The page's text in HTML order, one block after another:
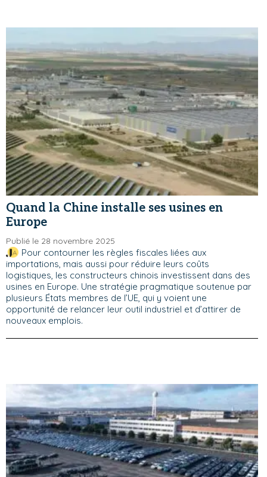
Quand la Chine installe ses usines en
Europe
Publié le 28 novembre 2025
Pour contourner les règles fiscales liées aux
importations, mais aussi pour réduire leurs coûts
logistiques, les constructeurs chinois investissent dans des
usines en Europe. Une stratégie pragmatique soutenue par
plusieurs États membres de l’UE, qui y voient une
opportunité de relancer leur outil industriel et d’attirer de
nouveaux emplois.